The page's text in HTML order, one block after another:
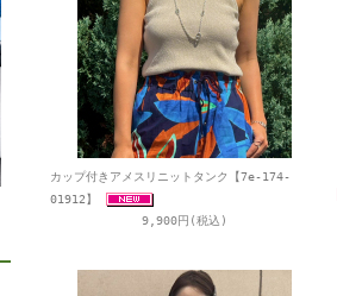
カップ付きアメスリニットタンク【7e-174-
01912】
9,900円(税込)